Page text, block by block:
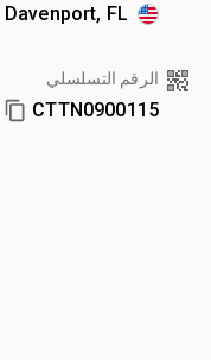
Davenport, FL
الرقم التسلسلي
CTTN0900115